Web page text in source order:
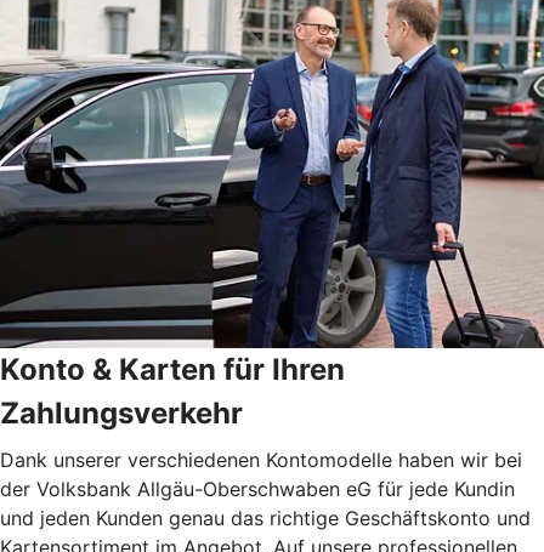
Konto & Karten für Ihren
Zahlungsverkehr
Dank unserer verschiedenen Kontomodelle haben wir bei
der Volksbank Allgäu-Oberschwaben eG für jede Kundin
und jeden Kunden genau das richtige Geschäftskonto und